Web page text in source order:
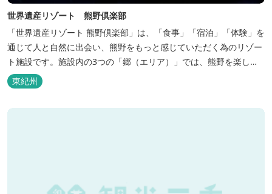
世界遺産リゾート 熊野倶楽部
「世界遺産リゾート 熊野倶楽部」は、「食事」「宿泊」「体験」を
通じて人と自然に出会い、熊野をもっと感じていただく為のリゾー
ト施設です。施設内の3つの「郷（エリア）」では、熊野を楽しむ
為の多彩なイベンを開催。施設内のいたるところに、熊野灘の青い
海や雄大な夕日の大パノラマ等、大自然を感じていただけるよう設
東紀州